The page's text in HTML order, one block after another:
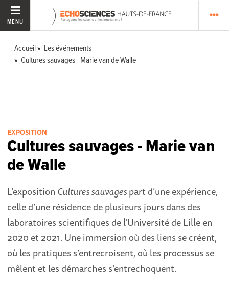
MENU
Accueil
Les événements
Cultures sauvages - Marie van de Walle
EXPOSITION
Cultures sauvages - Marie van
de Walle
L’exposition Cultures sauvagespart d’une expérience,
celle d’une résidence de plusieurs jours dans des
laboratoires scientifiques de l’Université de Lille en
2020 et 2021. Une immersion où des liens se créent,
où les pratiques s’entrecroisent, où les processus se
mêlent et les démarches s’entrechoquent.